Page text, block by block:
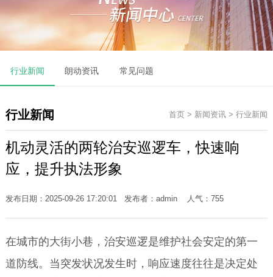
行业新闻 朗动资讯 常见问题
首页 > 新闻资讯 >行业新闻
行业新闻
机动灵活的两轮治安巡逻车，快速响
应，提升执法形象
发布日期：2025-09-26 17:20:01 发布者：admin 人气： 755
在城市的大街小巷，治安巡逻是维护社会安定的第一
道防线。当突发状况发生时，响应速度往往是决定处